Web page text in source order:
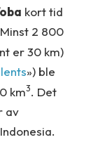
kort tid
2 800
er 30 km)
») ble
km3. Det
av